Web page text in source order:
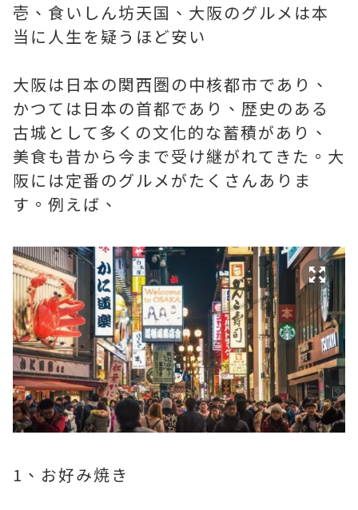
壱、食いしん坊天国、大阪のグルメは本
当に人生を疑うほど安い
大阪は日本の関西圏の中核都市であり、
かつては日本の首都であり、歴史のある
古城として多くの文化的な蓄積があり、
美食も昔から今まで受け継がれてきた。大
阪には定番のグルメがたくさんありま
す。例えば、
1、お好み焼き